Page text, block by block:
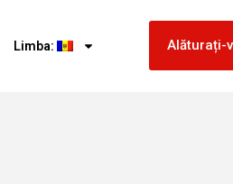
Limba: Alăturați-